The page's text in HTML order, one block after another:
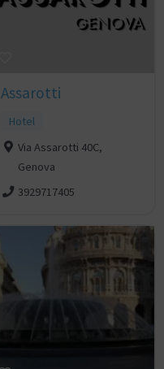
Assarotti
Hotel
Via Assarotti 40C,
Genova
3929717405